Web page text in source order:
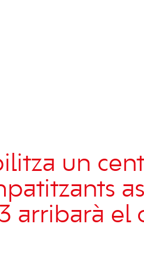
un
arribarà el